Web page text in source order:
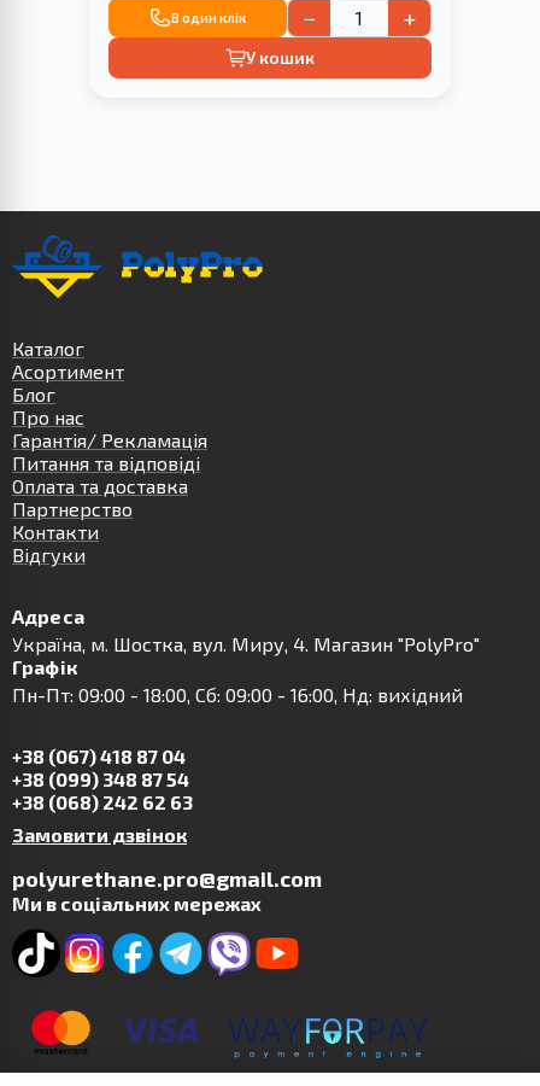
В один клік − +
У кошик
Каталог
Асортимент
Блог
Про нас
Гарантія/ Рекламація
Питання та відповіді
Оплата та доставка
Партнерство
Контакти
Відгуки
Адреса
Українa, м. Шостка, вул. Миру, 4. Магазин "PolyPro"
Графік
Пн-Пт: 09:00 - 18:00, Сб: 09:00 - 16:00, Нд: вихідний
+38 (067) 418 87 04
+38 (099) 348 87 54
+38 (068) 242 62 63
Замовити дзвінок
polyurethane.pro@gmail.com
Ми в соціальних мережах